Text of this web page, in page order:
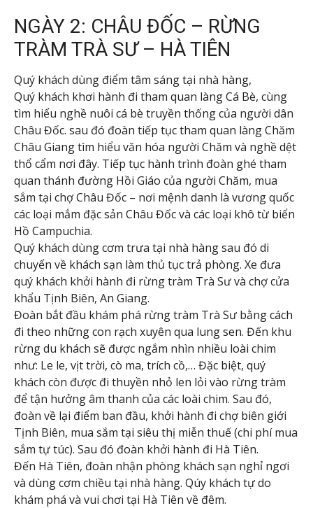
NGÀY 2: CHÂU ĐỐC – RỪNG
TRÀM TRÀ SƯ – HÀ TIÊN
Quý khách dùng điểm tâm sáng tại nhà hàng,
Quý khách khơi hành đi tham quan làng Cá Bè, cùng
tìm hiểu nghề nuôi cá bè truyền thống của người dân
Châu Đốc. sau đó đoàn tiếp tục tham quan làng Chăm
Châu Giang tìm hiểu văn hóa người Chăm và nghề dệt
thổ cẩm nơi đây. Tiếp tục hành trình đoàn ghé tham
quan thánh đường Hồi Giáo của người Chăm, mua
sắm tại chợ Châu Đốc – nơi mệnh danh là vương quốc
các loại mắm đặc sản Châu Đốc và các loại khô từ biển
Hồ Campuchia.
Quý khách dùng cơm trưa tại nhà hàng sau đó di
chuyển về khách sạn làm thủ tục trả phòng. Xe đưa
quý khách khởi hành đi rừng tràm Trà Sư và chợ cửa
khẩu Tịnh Biên, An Giang.
Đoàn bắt đầu khám phá rừng tràm Trà Sư bằng cách
đi theo những con rạch xuyên qua lung sen. Đến khu
rừng du khách sẽ được ngắm nhìn nhiều loài chim
như: Le le, vịt trời, cò ma, trích cồ,… Đặc biệt, quý
khách còn được đi thuyền nhỏ len lỏi vào rừng tràm
để tận hưởng âm thanh của các loài chim. Sau đó,
đoàn về lại điểm ban đầu, khởi hành đi chợ biên giới
Tịnh Biên, mua sắm tại siêu thị miễn thuế (chi phí mua
sắm tự túc). Sau đó đoàn khởi hành đi Hà Tiên.
Đến Hà Tiên, đoàn nhận phòng khách sạn nghỉ ngơi
và dùng cơm chiều tại nhà hàng. Qúy khách tự do
khám phá và vui chơi tại Hà Tiên về đêm.